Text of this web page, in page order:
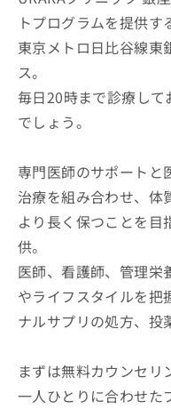
トプログラムを提供す
東京メトロ日比谷線東
ス。
毎日20時まで診療し
でしょう。
専門医師のサポートと
治療を組み合わせ、体
より長く保つことを目
供。
医師、看護師、管理栄
やライフスタイルを把
ナルサプリの処方、投
まずは無料カウンセリ
一人ひとりに合わせた